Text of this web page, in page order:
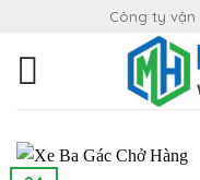
Công ty vận